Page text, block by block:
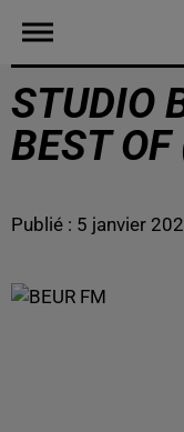
STUDIO
BEST
Publié : 5 janvier